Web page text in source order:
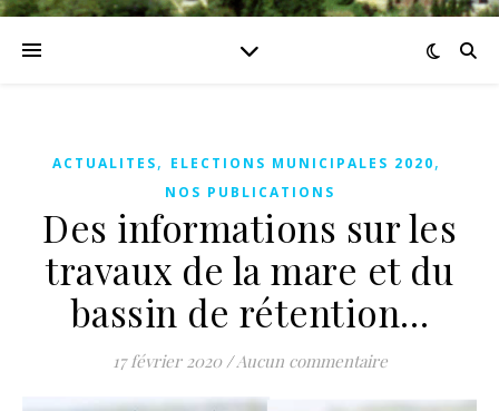
ACTUALITES, ELECTIONS MUNICIPALES 2020,
NOS PUBLICATIONS
Des informations sur les
travaux de la mare et du
bassin de rétention…
17 février 2020 /Aucun commentaire